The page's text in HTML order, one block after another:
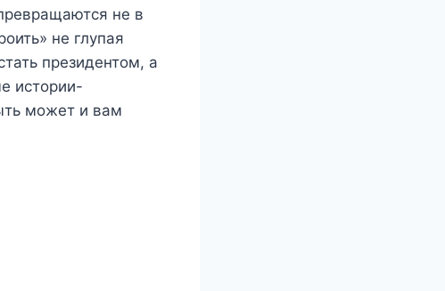
не в
не глупая
президентом, а
истории-
может и вам